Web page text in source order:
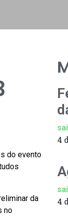
do evento
da
no
4
4